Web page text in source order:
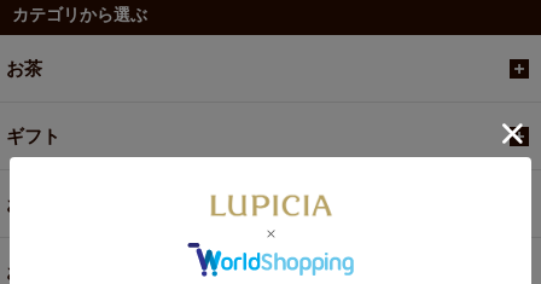
カテゴリから選ぶ
お茶
ギフト
お菓子・食品・飲料
お買い得商品